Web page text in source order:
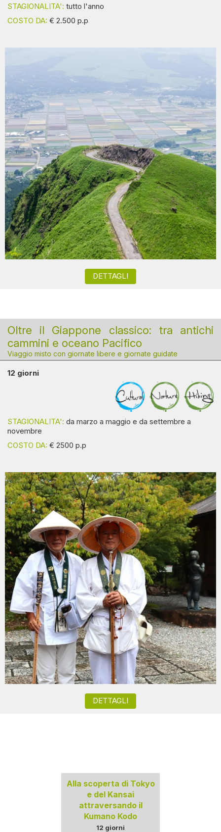
STAGIONALITA': tutto l'anno
COSTO DA: € 2.500 p.p
DETTAGLI
Oltre il Giappone classico: tra antichi
cammini e oceano Pacifico
Viaggio misto con giornate libere e giornate guidate
12 giorni
STAGIONALITA': da marzo a maggio e da settembre a
novembre
COSTO DA: € 2500 p.p
DETTAGLI
Alla scoperta di Tokyo
e del Kansai
attraversando il
Kumano Kodo
12 giorni